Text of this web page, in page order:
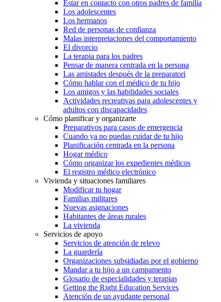
Estar en contacto con otros padres de familia
Los adolescentes
Los hermanos
Red de personas de confianza
Malas interpretaciones del comportamiento
El divorcio
La terapia para los padres
Pensar de manera centrada en la persona
Las amistades después de la preparatori
Cómo hablar con el médico de tu hijo
Los amigos y las habilidades sociales
Actividades recreativas para adolescentes y
adultos con discapacidades
Cómo planificar y organizarte
Preparativos para casos de emergencia
Cuando ya no puedas cuidar de tu hijo
Planificación centrada en la persona
Hogar médico
Cómo organizar los expedientes médicos
El registro médico electrónico
Vivienda y situaciones familiares
Modificar tu hogar
Familias militares
Nuevas asignaciones
Habitantes de áreas rurales
La vivienda
Servicios de apoyo
Servicios de atención de relevo
La guardería
Organizaciones subsidiadas por el gobierno
Mandar a tu hijo a un campamento
Glosario de especialidades y terapias
Getting the Right Education Services
Atención de un ayudante personal